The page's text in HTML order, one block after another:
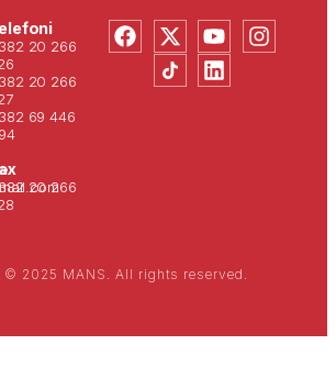
20 266
20 266
69 446
20 266
© 2025 MANS. All rights reserved.